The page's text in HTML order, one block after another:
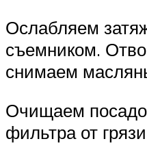
Ослабляем
съемником.
снимаем
Очищаем
фильтра от